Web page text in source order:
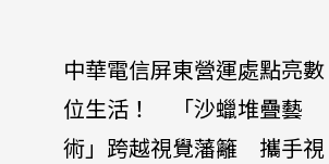
中華電信屏東營運處點亮數
位生活！ 「沙蠟堆疊藝
術」跨越視覺藩籬 攜手視